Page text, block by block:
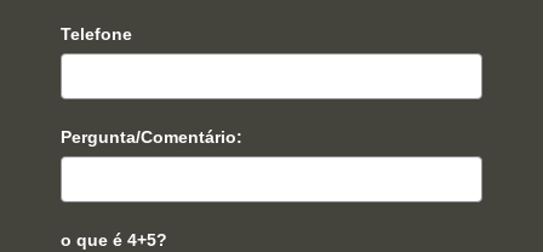
Telefone
Pergunta/Comentário:
o que é 4+5?